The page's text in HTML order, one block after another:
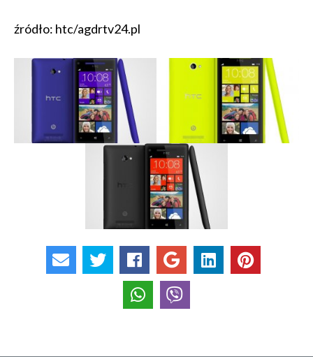
źródło: htc/agdrtv24.pl